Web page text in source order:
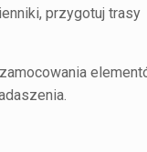
przygotuj trasy